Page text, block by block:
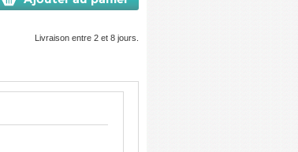
Livraison entre 2 et 8 jours.